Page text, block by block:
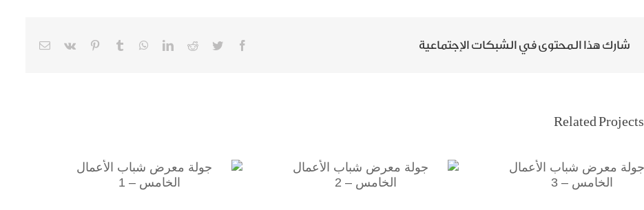
شارك هذا المحتوى في الشبكات الإجتماعية Facebook
Twitter
Reddit
LinkedIn
WhatsApp
Tumblr
Pinterest
Vk
Email
Related Projects
الخامس – 1
الخامس – 2
الخامس – 3